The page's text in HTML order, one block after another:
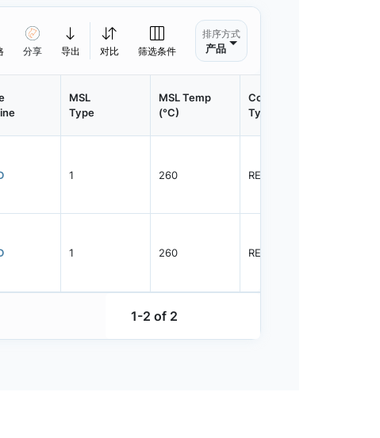
分享 导出 对比 筛选条件
排序方式
产品
MSL
Type
MSL Temp
(°C)
Container
Type
1 260 REEL
1 260 REEL
1-2 of 2